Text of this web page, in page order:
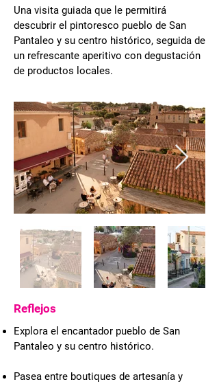
Una visita guiada que le permitirá
descubrir el pintoresco pueblo de San
Pantaleo y su centro histórico, seguida de
un refrescante aperitivo con degustación
de productos locales.
Reflejos
Explora el encantador pueblo de San
Pantaleo y su centro histórico.
Pasea entre boutiques de artesanía y